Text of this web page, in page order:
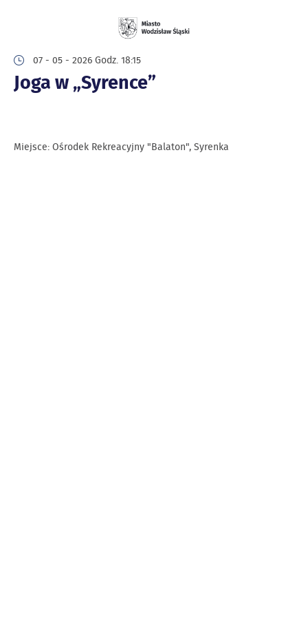
07 - 05 - 2026 Godz. 18:15
Joga w „Syrence”
Miejsce: Ośrodek Rekreacyjny "Balaton", Syrenka